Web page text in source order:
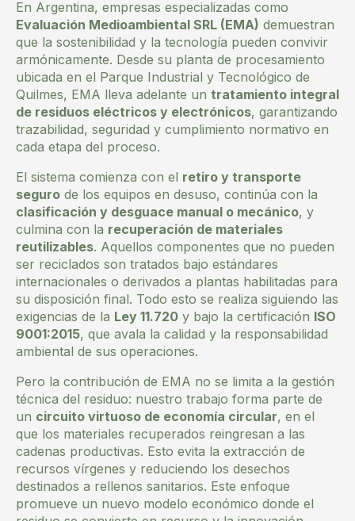
En Argentina, empresas especializadas como
Evaluación Medioambiental SRL (EMA) demuestran
que la sostenibilidad y la tecnología pueden convivir
armónicamente. Desde su planta de procesamiento
ubicada en el Parque Industrial y Tecnológico de
Quilmes, EMA lleva adelante un tratamiento integral
de residuos eléctricos y electrónicos, garantizando
trazabilidad, seguridad y cumplimiento normativo en
cada etapa del proceso.
El sistema comienza con el retiro y transporte
seguro de los equipos en desuso, continúa con la
clasificación y desguace manual o mecánico, y
culmina con la recuperación de materiales
reutilizables. Aquellos componentes que no pueden
ser reciclados son tratados bajo estándares
internacionales o derivados a plantas habilitadas para
su disposición final. Todo esto se realiza siguiendo las
exigencias de la Ley 11.720 y bajo la certificación ISO
9001:2015, que avala la calidad y la responsabilidad
ambiental de sus operaciones.
Pero la contribución de EMA no se limita a la gestión
técnica del residuo: nuestro trabajo forma parte de
un circuito virtuoso de economía circular, en el
que los materiales recuperados reingresan a las
cadenas productivas. Esto evita la extracción de
recursos vírgenes y reduciendo los desechos
destinados a rellenos sanitarios. Este enfoque
promueve un nuevo modelo económico donde el